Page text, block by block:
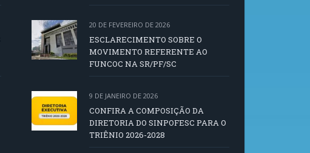
20 DE FEVEREIRO DE 2026
ESCLARECIMENTO SOBRE O
MOVIMENTO REFERENTE AO
FUNCOC NA SR/PF/SC
9 DE JANEIRO DE 2026
CONFIRA A COMPOSIÇÃO DA
DIRETORIA DO SINPOFESC PARA O
TRIÊNIO 2026-2028